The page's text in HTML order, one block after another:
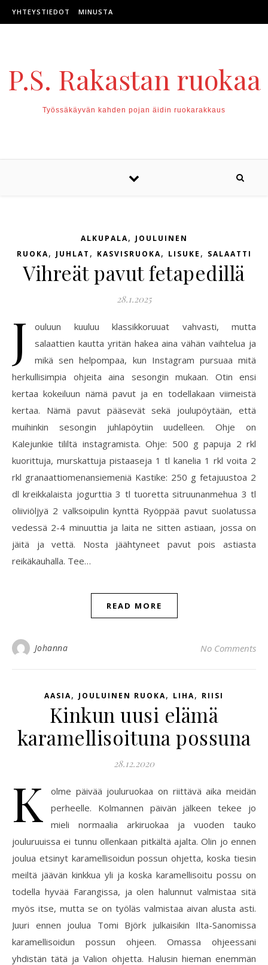
Skip to content
YHTEYSTIEDOT MINUSTA
P.S. Rakastan ruokaa
Työssäkäyvän kahden pojan äidin ruokarakkaus
ALKUPALA, JOULUINEN
RUOKA, JUHLAT , KASVISRUOKA, LISUKE , SALAATTI
Vihreät pavut fetapedillä
28.1.2025
J
ouluun kuuluu klassikkoruuat vahvasti, mutta
salaattien kautta yritän hakea aina vähän vaihtelua ja
mikä sen helpompaa, kun Instagram pursuaa mitä
herkullisimpia ohjeita aina sesongin mukaan. Otin ensi
kertaa kokeiluun nämä pavut ja en todellakaan viimeistä
kertaa. Nämä pavut pääsevät sekä joulupöytään, että
muihinkin sesongin juhlapöytiin uudelleen. Ohje on
Kalejunkie tililtä instagramista. Ohje: 500 g papuja 2 rkl
kuorittuja, murskattuja pistaaseja 1 tl kanelia 1 rkl voita 2
rkl granaattiomenansiemeniä Kastike: 250 g fetajuustoa 2
dl kreikkalaista jogurttia 3 tl tuoretta sitruunanmehua 3 tl
oliiviöljyä 2 valksoipulin kynttä Ryöppää pavut suolatussa
vedessä 2-4 minuuttia ja laita ne sitten astiaan, jossa on
jäitä ja vettä. Nosta jäähtyneet pavut pois astiasta
reikäkauhalla. Tee…
READ MORE
Johanna No Comments
AASIA, JOULUINEN RUOKA, LIHA, RIISI
Kinkun uusi elämä
karamellisoituna possuna
28.12.2020
K
olme päivää jouluruokaa on riittävä aika meidän
perheelle. Kolmannen päivän jälkeen tekee jo
mieli normaalia arkiruokaa ja vuoden tauko
jouluruuissa ei tunnu ollenkaan pitkältä ajalta. Olin jo ennen
joulua etsinyt karamellisoidun possun ohjetta, koska tiesin
meiltä jäävän kinkkua yli ja koska karamellisoitu possu on
todella hyvää Farangissa, ja olen halunnut valmistaa sitä
myös itse, mutta se on työläs valmistaa aivan alusta asti.
Juuri ennen joulua Tomi Björk julkaisikin Ilta-Sanomissa
karamellisoidun possun ohjeen. Omassa ohjeessani
yhdistän tätä ja Valion ohjetta. Halusin hieman enemmän